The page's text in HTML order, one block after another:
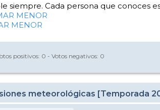
siempre. Cada persona que conoces
MENOR
MENOR
positivos: 0 - Votos negativos: 0
meteorológicas [Temporada